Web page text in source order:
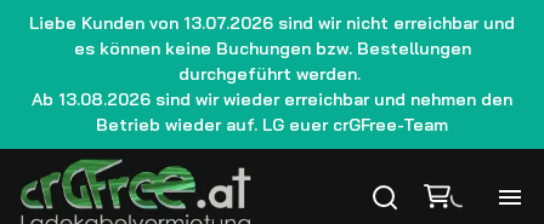
Liebe Kunden von 13.07.2026 sind wir nicht erreichbar und
es können keine Buchungen bzw. Bestellungen
durchgeführt werden.
Ab 13.08.2026 sind wir wieder erreichbar und nehmen den
Betrieb wieder auf. LG euer crGFree-Team